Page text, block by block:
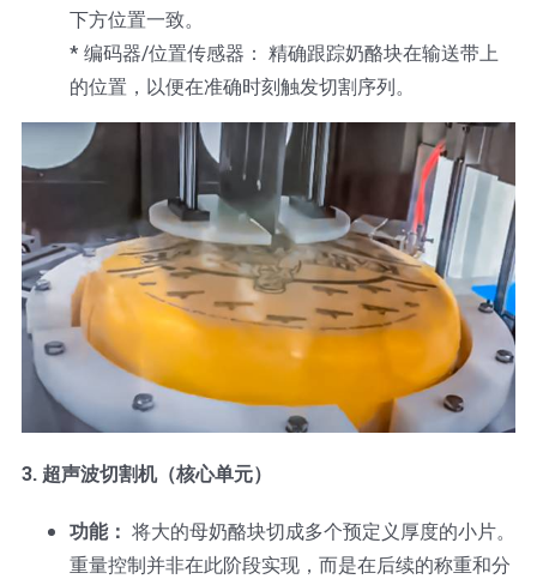
下方位置一致。
* 编码器/位置传感器： 精确跟踪奶酪块在输送带上
的位置，以便在准确时刻触发切割序列。
3. 超声波切割机（核心单元）
功能： 将大的母奶酪块切成多个预定义厚度的小片。
重量控制并非在此阶段实现，而是在后续的称重和分